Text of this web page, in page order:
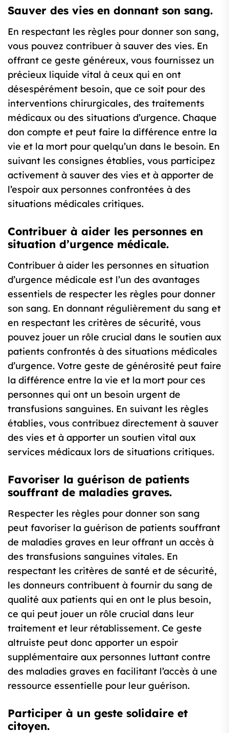
Sauver des vies en donnant son sang.
En respectant les règles pour donner son sang,
vous pouvez contribuer à sauver des vies. En
offrant ce geste généreux, vous fournissez un
précieux liquide vital à ceux qui en ont
désespérément besoin, que ce soit pour des
interventions chirurgicales, des traitements
médicaux ou des situations d’urgence. Chaque
don compte et peut faire la différence entre la
vie et la mort pour quelqu’un dans le besoin. En
suivant les consignes établies, vous participez
activement à sauver des vies et à apporter de
l’espoir aux personnes confrontées à des
situations médicales critiques.
Contribuer à aider les personnes en
situation d’urgence médicale.
Contribuer à aider les personnes en situation
d’urgence médicale est l’un des avantages
essentiels de respecter les règles pour donner
son sang. En donnant régulièrement du sang et
en respectant les critères de sécurité, vous
pouvez jouer un rôle crucial dans le soutien aux
patients confrontés à des situations médicales
d’urgence. Votre geste de générosité peut faire
la différence entre la vie et la mort pour ces
personnes qui ont un besoin urgent de
transfusions sanguines. En suivant les règles
établies, vous contribuez directement à sauver
des vies et à apporter un soutien vital aux
services médicaux lors de situations critiques.
Favoriser la guérison de patients
souffrant de maladies graves.
Respecter les règles pour donner son sang
peut favoriser la guérison de patients souffrant
de maladies graves en leur offrant un accès à
des transfusions sanguines vitales. En
respectant les critères de santé et de sécurité,
les donneurs contribuent à fournir du sang de
qualité aux patients qui en ont le plus besoin,
ce qui peut jouer un rôle crucial dans leur
traitement et leur rétablissement. Ce geste
altruiste peut donc apporter un espoir
supplémentaire aux personnes luttant contre
des maladies graves en facilitant l’accès à une
ressource essentielle pour leur guérison.
Participer à un geste solidaire et
citoyen.